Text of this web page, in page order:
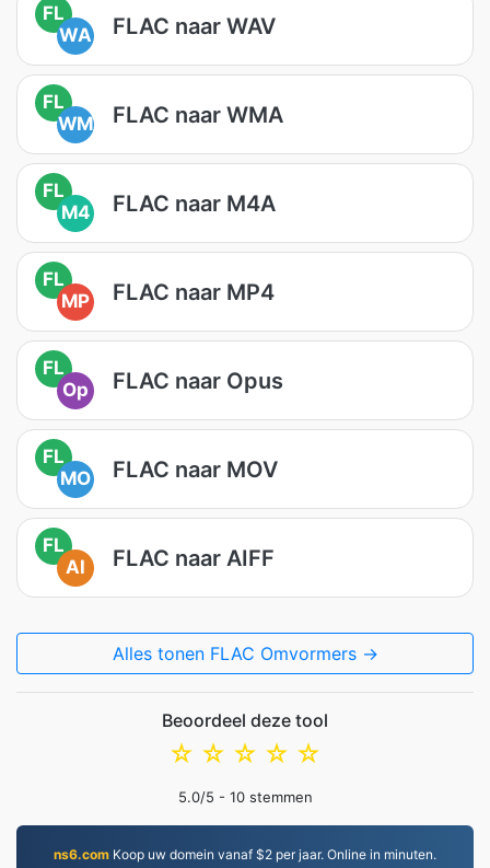
FL
WA
FLAC naar WAV
FL
WM
FLAC naar WMA
FL
M4
FLAC naar M4A
FL
MP
FLAC naar MP4
FL
Op
FLAC naar Opus
FL
MO
FLAC naar MOV
FL
AI
FLAC naar AIFF
Alles tonen FLAC Omvormers →
Beoordeel deze tool
☆
☆
☆
☆
☆
5.0/5 - 10stemmen
ns6.com Koop uw domein vanaf $2 per jaar. Online in minuten.